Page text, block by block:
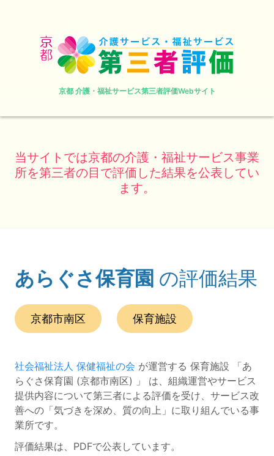
京都 介護・福祉サービス第三者評価Webサイト
当サイトでは京都の介護・福祉サービス事業
所を第三者の目で評価した結果を公表してい
ます。
(ページのタイトル)
あらぐさ保育園 の評価結果
この事業所の所在エリアは、
京都市南区
です。
種別は
保育施設
社会福祉法人 保健福祉の会 が運営する 保育施設 「あ
らぐさ保育園 (京都市南区) 」 は、組織運営やサービス
提供内容について第三者による評価を受け、サービス改
善への「気づきを深め、質の向上」に取り組んでいる事
業所です。
評価結果は、PDFで公表しています。